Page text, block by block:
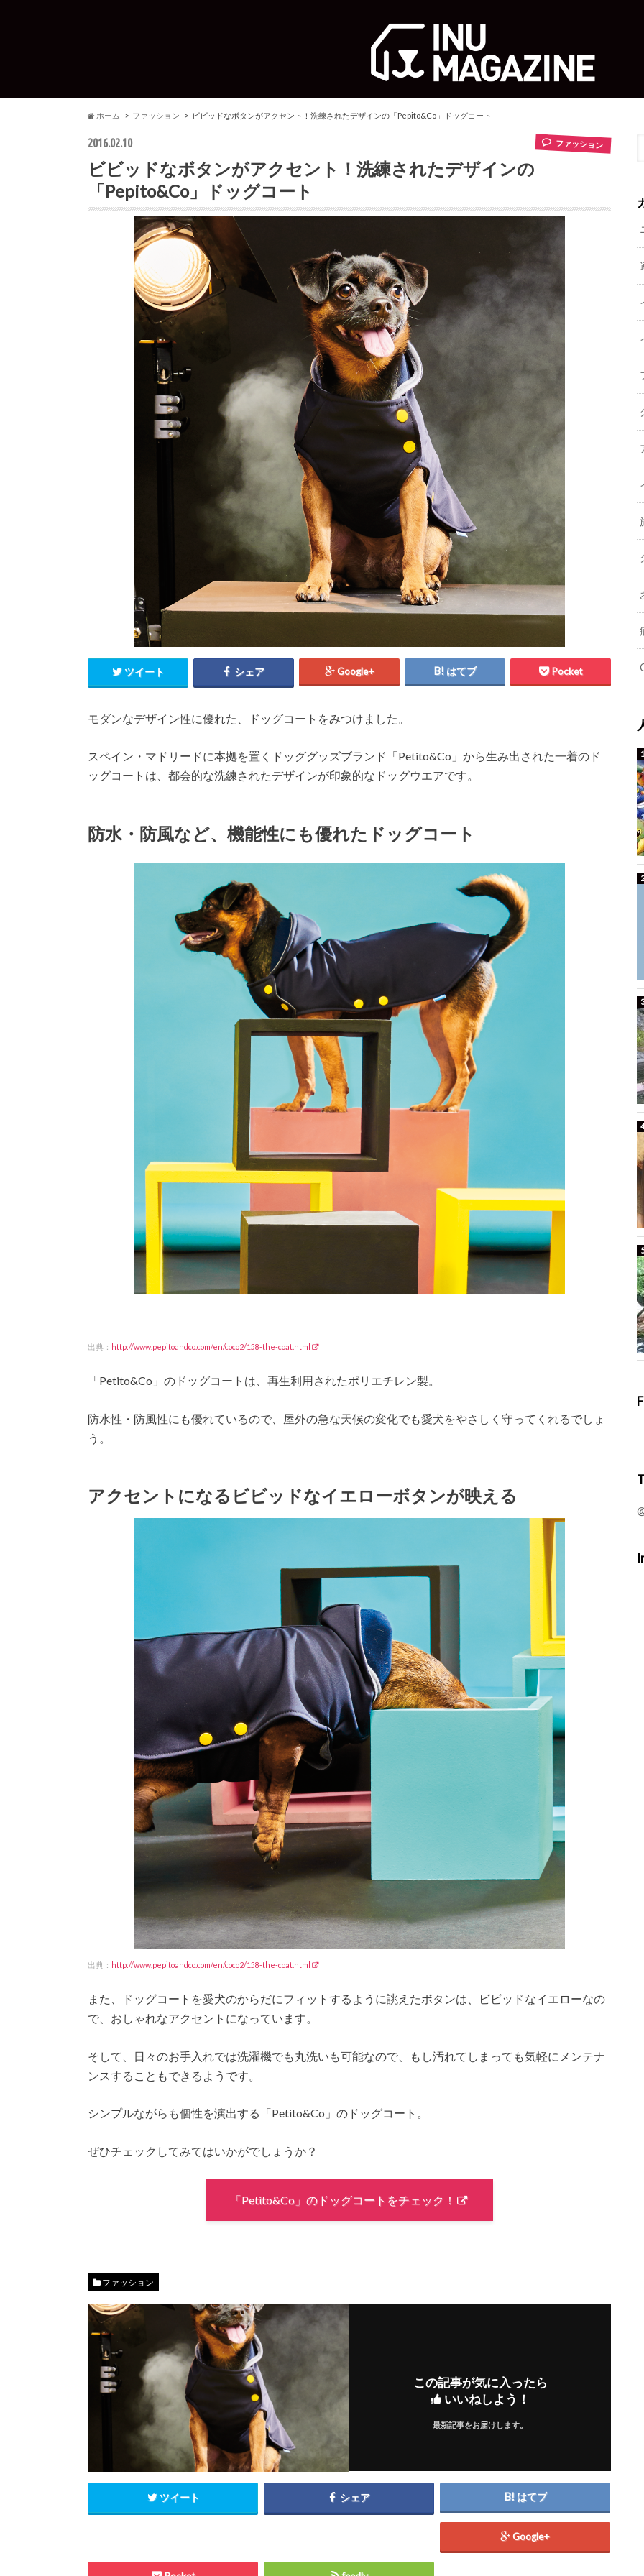
ホーム ファッション ビビッドなボタンがアクセント！洗練されたデザインの「Pepito&Co」ドッグコート
2016.02.10 ファッション
ビビッドなボタンがアクセント！洗練されたデザインの
「Pepito&Co」ドッグコート
ツイート シェア Google+ はてブ Pocket
モダンなデザイン性に優れた、ドッグコートをみつけました。
スペイン・マドリードに本拠を置くドッググッズブランド「Petito&Co」から生み出された一着のド
ッグコートは、都会的な洗練されたデザインが印象的なドッグウエアです。
防水・防風など、機能性にも優れたドッグコート
出典： http://www.pepitoandco.com/en/coco2/158-the-coat.html
「Petito&Co」のドッグコートは、再生利用されたポリエチレン製。
防水性・防風性にも優れているので、屋外の急な天候の変化でも愛犬をやさしく守ってくれるでしょ
う。
アクセントになるビビッドなイエローボタンが映える
出典： http://www.pepitoandco.com/en/coco2/158-the-coat.html
また、ドッグコートを愛犬のからだにフィットするように誂えたボタンは、ビビッドなイエローなの
で、おしゃれなアクセントになっています。
そして、日々のお手入れでは洗濯機でも丸洗いも可能なので、もし汚れてしまっても気軽にメンテナ
ンスすることもできるようです。
シンプルながらも個性を演出する「Petito&Co」のドッグコート。
ぜひチェックしてみてはいかがでしょうか？
「Petito&Co」のドッグコートをチェック！
ファッション
この記事が気に入ったら
いいねしよう！
最新記事をお届けします。
ツイート シェア はてブ
Google+